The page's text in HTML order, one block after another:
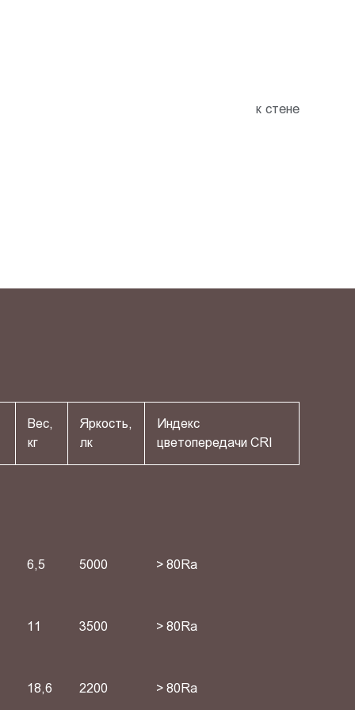
к стене
Вес,
кг
Яркость,
лк
Индекс
цветопередачи СRI
6,5 5000 > 80Ra
11 3500 > 80Ra
18,6 2200 > 80Ra